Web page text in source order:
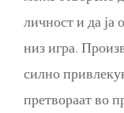
личност и да ја
низ игра.
силно
претвораат во